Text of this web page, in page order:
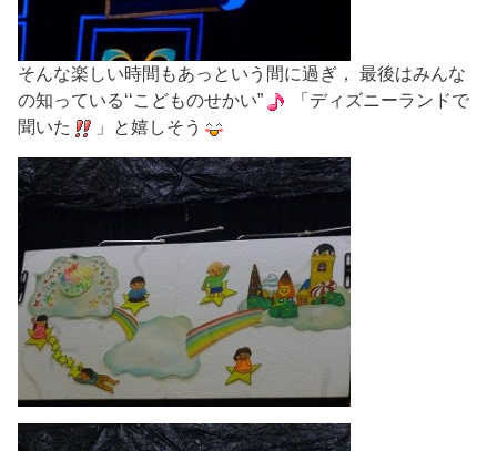
そんな楽しい時間もあっという間に過ぎ， 最後はみんな
の知っている‘‘こどものせかい”
「ディズニーランドで
聞いた
」と嬉しそう